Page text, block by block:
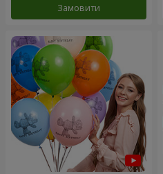
Замовити